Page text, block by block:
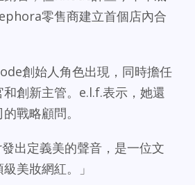
零售商建立首個店內合
創始人角色出現，同時擔任
創新主管。e.l.f.表示，她還
戰略顧問。
出定義美的聲音，是一位文
美妝網紅。」